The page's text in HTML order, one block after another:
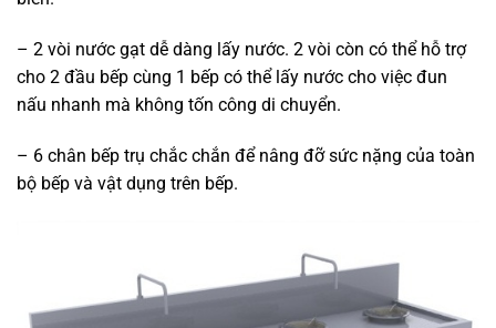
– 2 vòi nước gạt dễ dàng lấy nước. 2 vòi còn có thể hỗ trợ
cho 2 đầu bếp cùng 1 bếp có thể lấy nước cho việc đun
nấu nhanh mà không tốn công di chuyển.
– 6 chân bếp trụ chắc chắn để nâng đỡ sức nặng của toàn
bộ bếp và vật dụng trên bếp.